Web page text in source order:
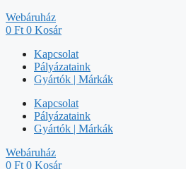
Webáruház
0 Ft 0 Kosár
Kapcsolat
Pályázataink
Gyártók | Márkák
Kapcsolat
Pályázataink
Gyártók | Márkák
Webáruház
0 Ft 0 Kosár